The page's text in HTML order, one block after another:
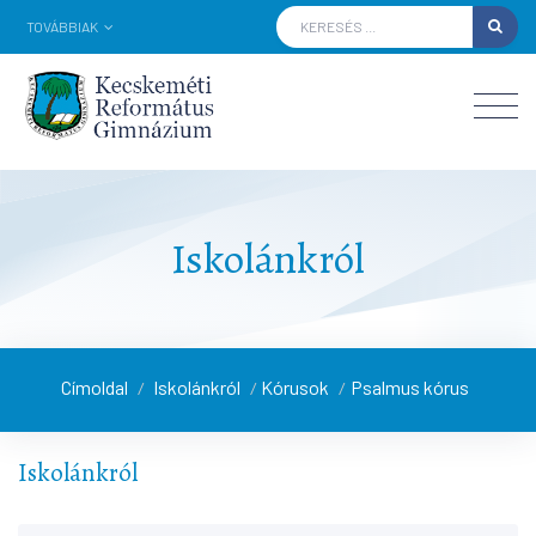
TOVÁBBIAK
Iskolánkról
Címoldal / Iskolánkról / Kórusok / Psalmus kórus
Iskolánkról